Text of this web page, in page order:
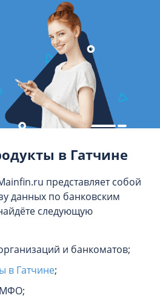
в Гатчине
представляет собой
данных по банковским
следующую
и банкоматов;
в Гатчине;